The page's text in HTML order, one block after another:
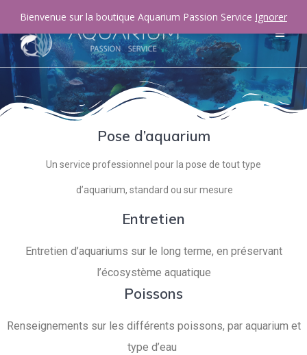
Pose d’aquarium
Un service professionnel pour la pose de tout type
d’aquarium, standard ou sur mesure
Entretien
Entretien d’aquariums sur le long terme, en préservant
l’écosystème aquatique
Poissons
Renseignements sur les différents poissons, par aquarium et
type d’eau
Bienvenue sur la boutique Aquarium Passion Service Ignorer